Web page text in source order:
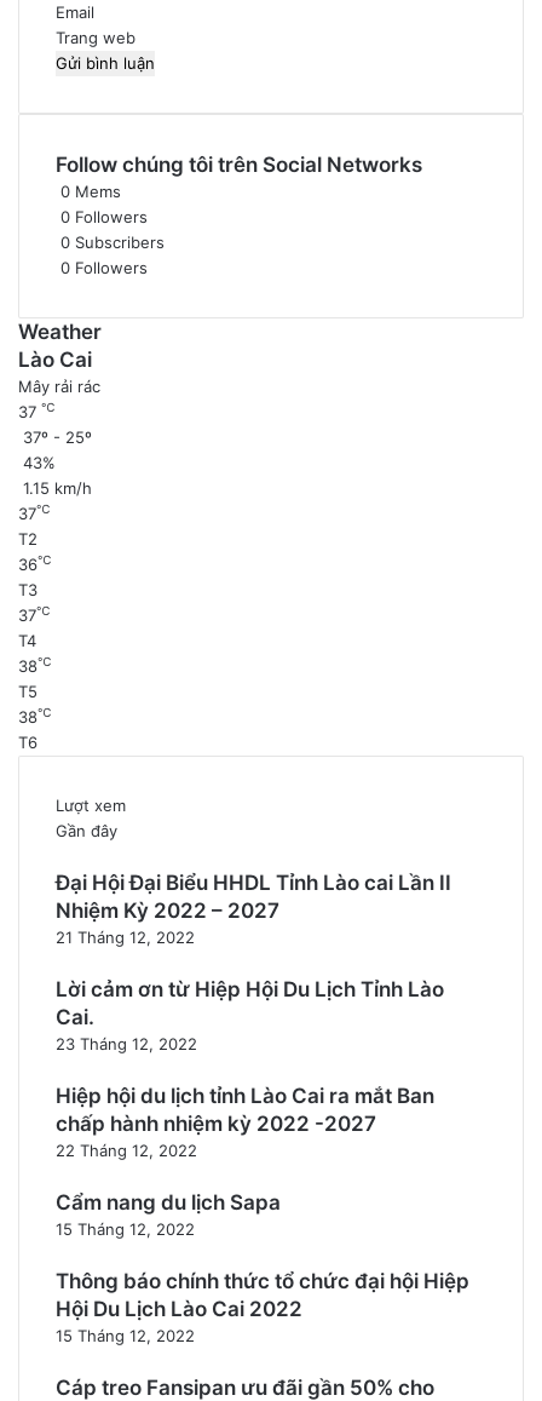
Email
Trang web
Follow chúng tôi trên Social Networks
0 Mems
0 Followers
0 Subscribers
0 Followers
Weather
Lào Cai
Mây rải rác
37 ℃
37º - 25º
43%
1.15 km/h
37℃
T2
36℃
T3
37℃
T4
38℃
T5
38℃
T6
Lượt xem
Gần đây
Đại Hội Đại Biểu HHDL Tỉnh Lào cai Lần II
Nhiệm Kỳ 2022 – 2027
21 Tháng 12, 2022
Lời cảm ơn từ Hiệp Hội Du Lịch Tỉnh Lào
Cai.
23 Tháng 12, 2022
Hiệp hội du lịch tỉnh Lào Cai ra mắt Ban
chấp hành nhiệm kỳ 2022 -2027
22 Tháng 12, 2022
Cẩm nang du lịch Sapa
15 Tháng 12, 2022
Thông báo chính thức tổ chức đại hội Hiệp
Hội Du Lịch Lào Cai 2022
15 Tháng 12, 2022
Cáp treo Fansipan ưu đãi gần 50% cho